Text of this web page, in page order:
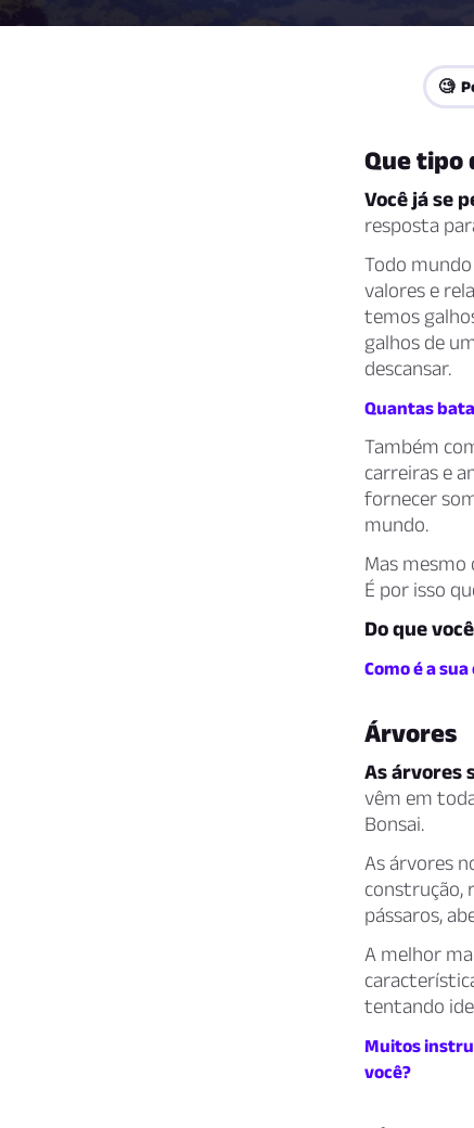
🧐
Que tipo
Você já se
resposta
Todo
valores e
temos
galhos de
descansar.
Quantas
Também
carreiras e
fornecer
mundo.
Mas mesmo
É por isso
Do que
Como é a
Árvores
As árvores
vêm em
Bonsai.
As árvores
construção,
pássaros,
A melhor
tentando
Muitos
você?